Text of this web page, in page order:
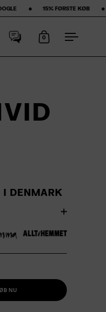
KØB‎ ‎ ‎ ‎ ‎ ‎ ‎ ‎ •‎ ‎ ‎ ‎ ‎ ‎ ‎ ‎ GRATIS FRAGT
Åbn kurv
0
Åbn
I DENMARK
NU